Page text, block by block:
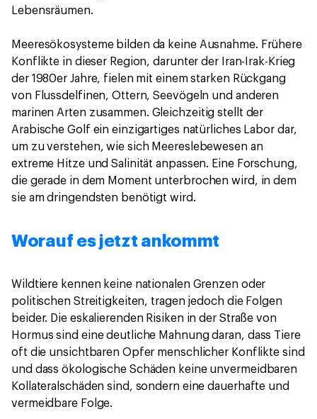
Lebensräumen.
Meeresökosysteme bilden da keine Ausnahme. Frühere
Konflikte in dieser Region, darunter der Iran-Irak-Krieg
der 1980er Jahre, fielen mit einem starken Rückgang
von Flussdelfinen, Ottern, Seevögeln und anderen
marinen Arten zusammen. Gleichzeitig stellt der
Arabische Golf ein einzigartiges natürliches Labor dar,
um zu verstehen, wie sich Meereslebewesen an
extreme Hitze und Salinität anpassen. Eine Forschung,
die gerade in dem Moment unterbrochen wird, in dem
sie am dringendsten benötigt wird.
Worauf es jetzt ankommt
Wildtiere kennen keine nationalen Grenzen oder
politischen Streitigkeiten, tragen jedoch die Folgen
beider. Die eskalierenden Risiken in der Straße von
Hormus sind eine deutliche Mahnung daran, dass Tiere
oft die unsichtbaren Opfer menschlicher Konflikte sind
und dass ökologische Schäden keine unvermeidbaren
Kollateralschäden sind, sondern eine dauerhafte und
vermeidbare Folge.